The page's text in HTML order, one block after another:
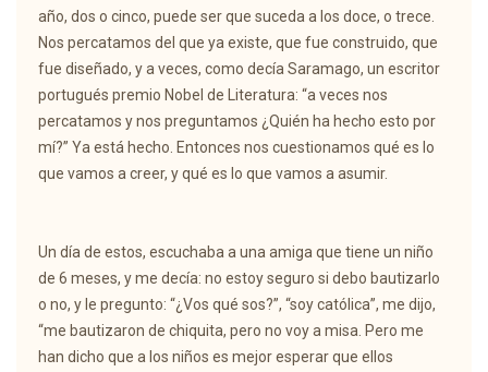
año, dos o cinco, puede ser que suceda a los doce, o trece.
Nos percatamos del que ya existe, que fue construido, que
fue diseñado, y a veces, como decía Saramago, un escritor
portugués premio Nobel de Literatura: “a veces nos
percatamos y nos preguntamos ¿Quién ha hecho esto por
mí?” Ya está hecho. Entonces nos cuestionamos qué es lo
que vamos a creer, y qué es lo que vamos a asumir.
Un día de estos, escuchaba a una amiga que tiene un niño
de 6 meses, y me decía: no estoy seguro si debo bautizarlo
o no, y le pregunto: “¿Vos qué sos?”, “soy católica”, me dijo,
“me bautizaron de chiquita, pero no voy a misa. Pero me
han dicho que a los niños es mejor esperar que ellos